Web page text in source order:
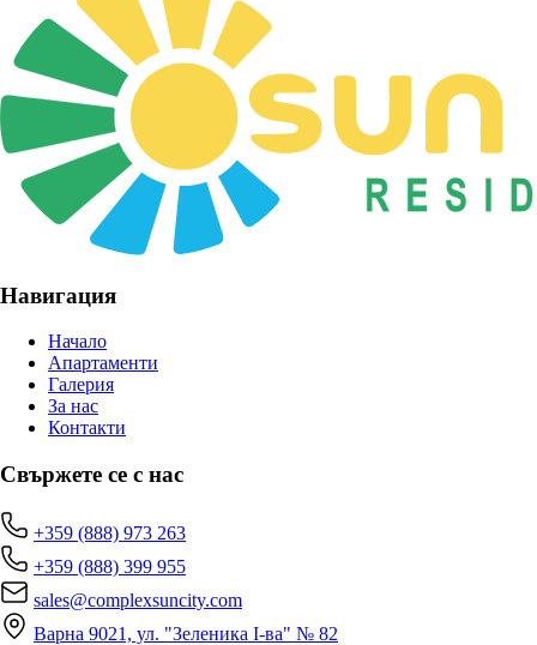
Навигация
Начало
Апартаменти
Галерия
За нас
Контакти
Свържете се с нас
+359 (888) 973 263
+359 (888) 399 955
sales@complexsuncity.com
Варна 9021, ул. "Зеленика I-ва" № 82